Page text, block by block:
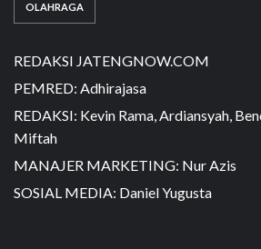
OLAHRAGA
REDAKSI JATENGNOW.COM
PEMRED: Adhirajasa
REDAKSI: Kevin Rama, Ardiansyah,
Miftah
MANAJER MARKETING: Nur Azis
SOSIAL MEDIA: Daniel Yugusta